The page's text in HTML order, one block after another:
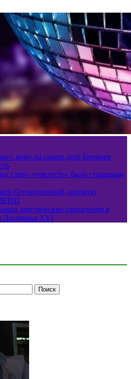
кому на самом деле Брежнев
слово «прелесть» было страшным
Отечественной, которую
мистические совпадения в
Людовика XVI